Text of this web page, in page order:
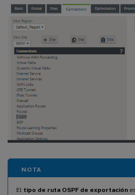
NOTA
El tipo de ruta OSPF de exportación